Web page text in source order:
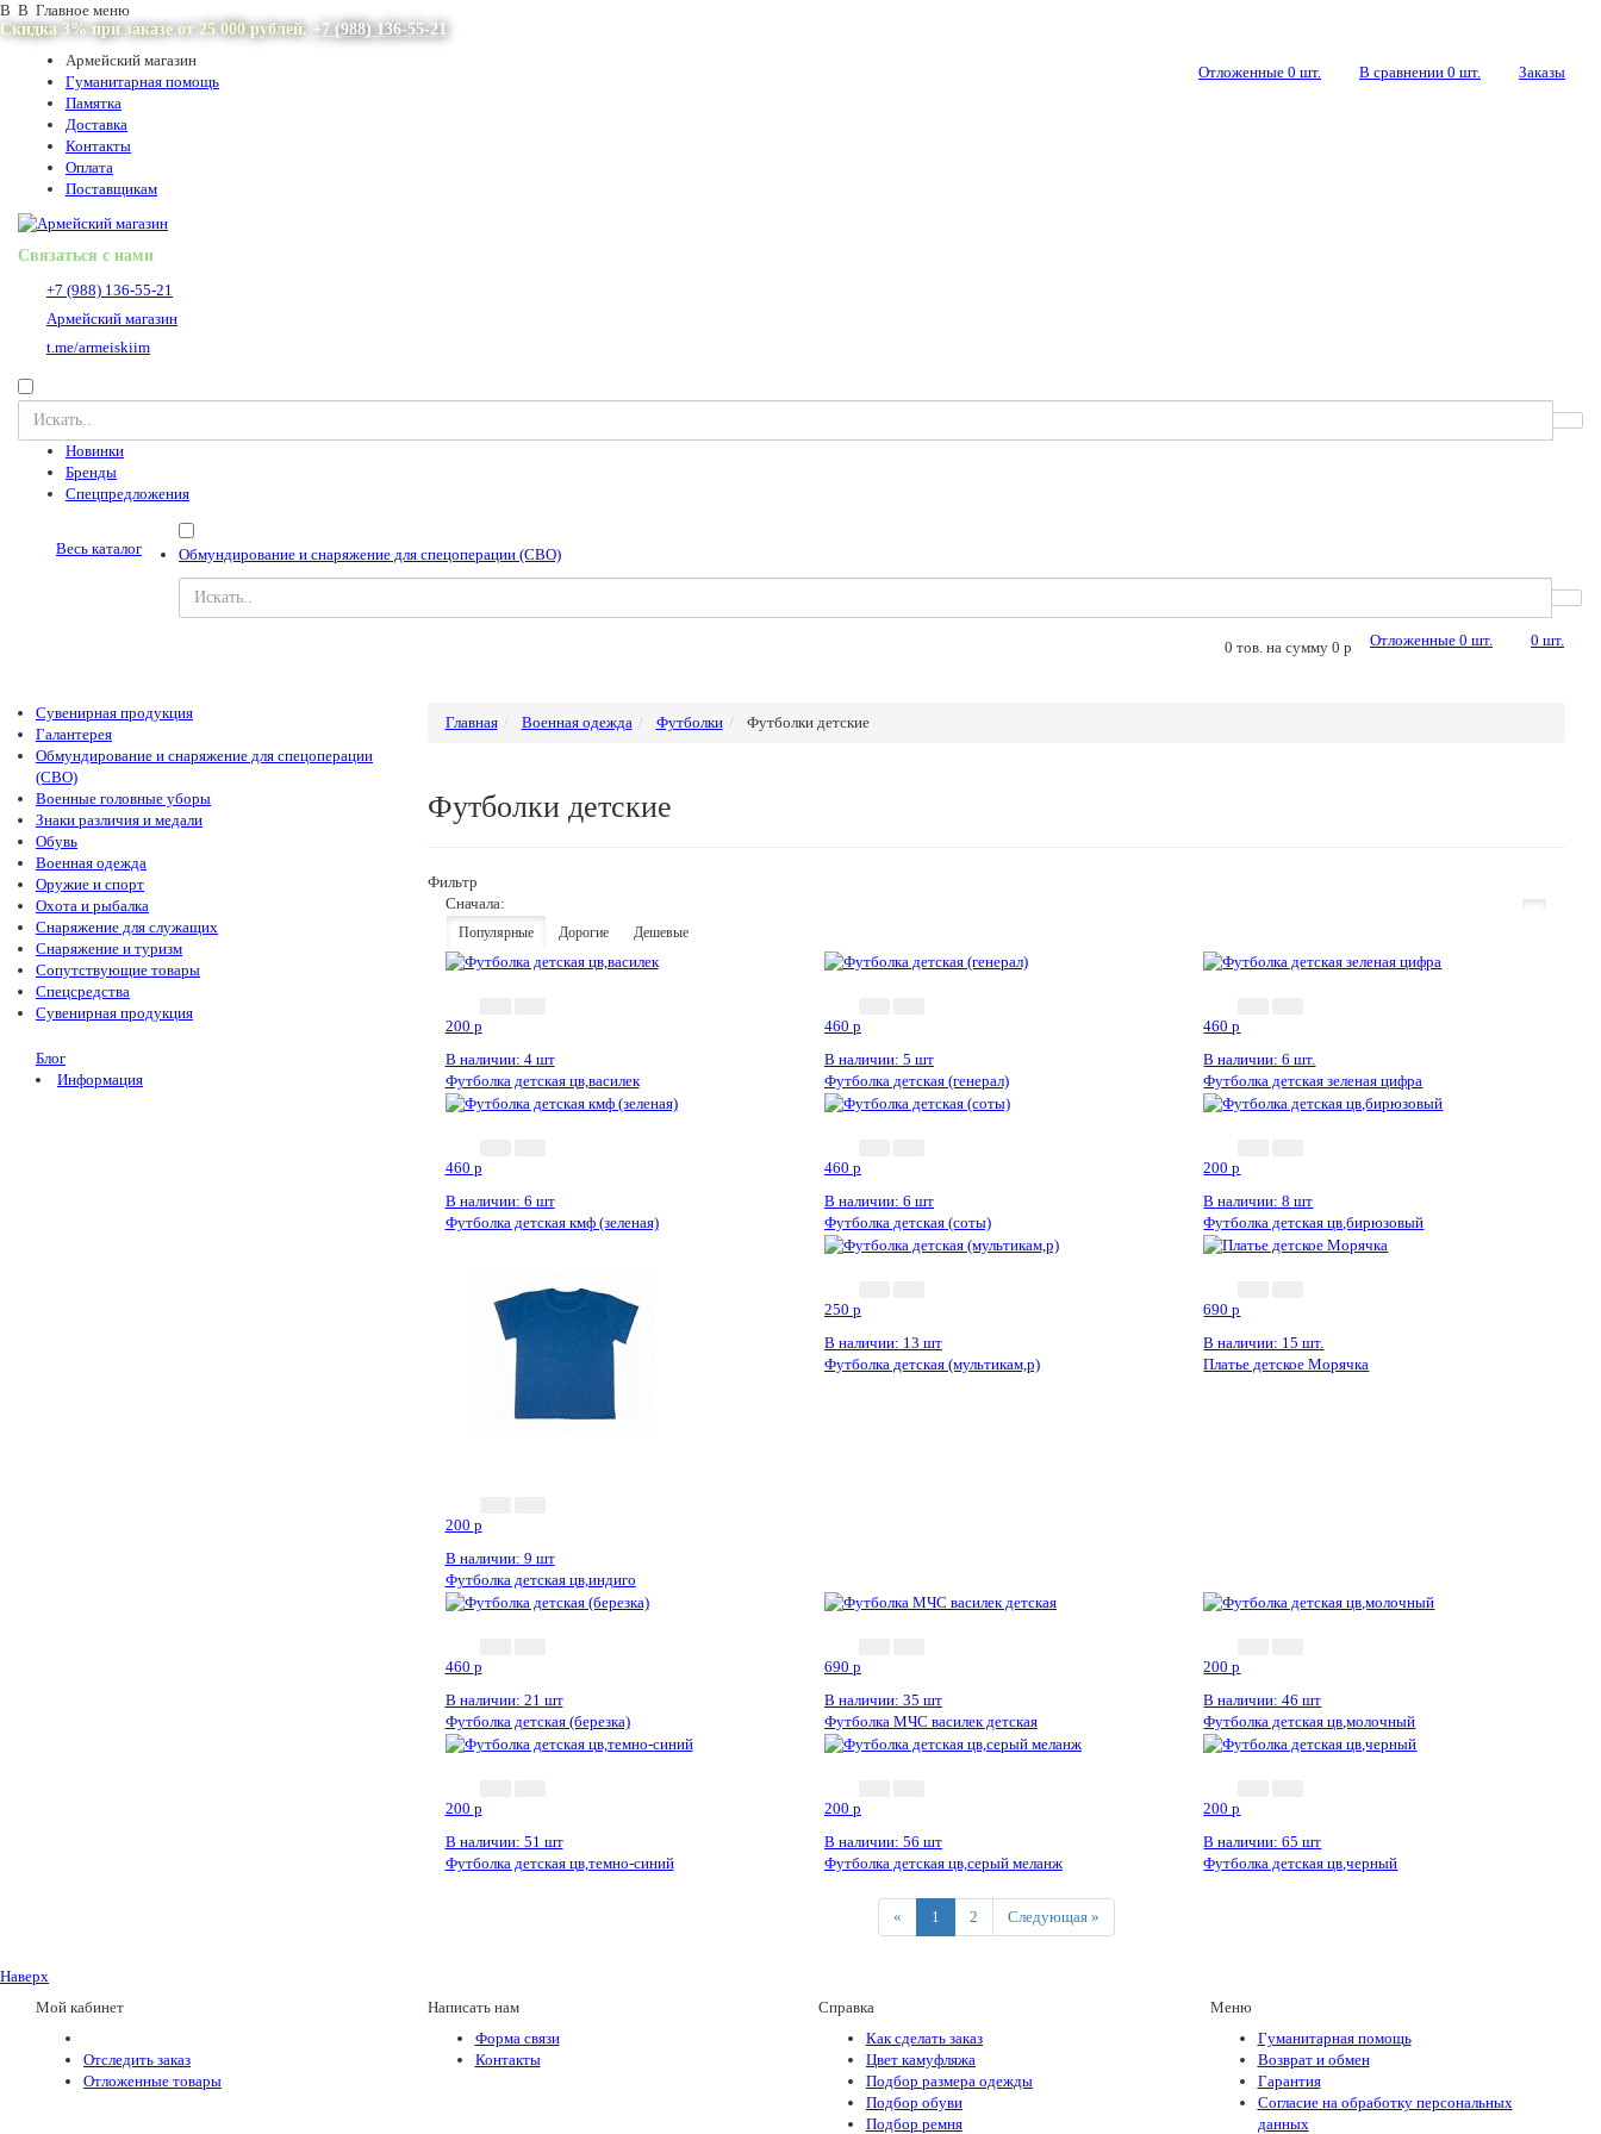
В В Главное меню
Скидка 3% при заказе от 25 000 рублей. +7 (988) 136-55-21
Армейский магазин
Гуманитарная помощь
Памятка
Доставка
Контакты
Оплата
Поставщикам
Отложенные 0 шт. В сравнении 0 шт. Заказы
Связаться с нами
+7 (988) 136-55-21
Армейский магазин
t.me/armeiskiim
Новинки
Бренды
Спецпредложения
Весь каталог Обмундирование и снаряжение для спецоперации (СВО)
Отложенные 0 шт. 0 шт.
0 тов. на сумму 0 p
Сувенирная продукция
Галантерея
Обмундирование и снаряжение для спецоперации
(СВО)
Военные головные уборы
Знаки различия и медали
Обувь
Военная одежда
Оружие и спорт
Охота и рыбалка
Снаряжение для служащих
Снаряжение и туризм
Сопутствующие товары
Спецсредства
Сувенирная продукция
Блог
Информация
Главная Военная одежда Футболки Футболки детские
Футболки детские
Фильтр
Сначала:
Популярные Дорогие Дешевые
200 p
В наличии: 4 шт
Футболка детская цв,василек
460 p
В наличии: 5 шт
Футболка детская (генерал)
460p
В наличии: 6 шт.
Футболка детская зеленая цифра
460 p
В наличии: 6 шт
Футболка детская кмф (зеленая)
460 p
В наличии: 6 шт
Футболка детская (соты)
200p
В наличии: 8 шт
Футболка детская цв,бирюзовый
200 p
В наличии: 9 шт
Футболка детская цв,индиго
250 p
В наличии: 13 шт
Футболка детская (мультикам,р)
690p
В наличии: 15 шт.
Платье детское Морячка
460 p
В наличии: 21 шт
Футболка детская (березка)
690 p
В наличии: 35 шт
Футболка МЧС василек детская
200p
В наличии: 46 шт
Футболка детская цв,молочный
200 p
В наличии: 51 шт
Футболка детская цв,темно-синий
200 p
В наличии: 56 шт
Футболка детская цв,серый меланж
200p
В наличии: 65 шт
Футболка детская цв,черный
«Previous
1 2 Следующая »Next
Наверх
Мой кабинет
Отследить заказ
Отложенные товары
Написать нам
Форма связи
Контакты
Справка
Как сделать заказ
Цвет камуфляжа
Подбор размера одежды
Подбор обуви
Подбор ремня
Меню
Гуманитарная помощь
Возврат и обмен
Гарантия
Согласие на обработку персональных
данных